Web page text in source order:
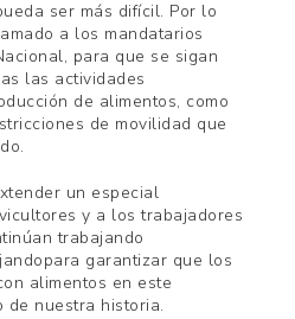
ser más difícil. Por lo
a los mandatarios
para que se sigan
las actividades
de alimentos, como
de movilidad que
un especial
y a los trabajadores
trabajando
garantizar que los
alimentos en este
de nuestra historia.